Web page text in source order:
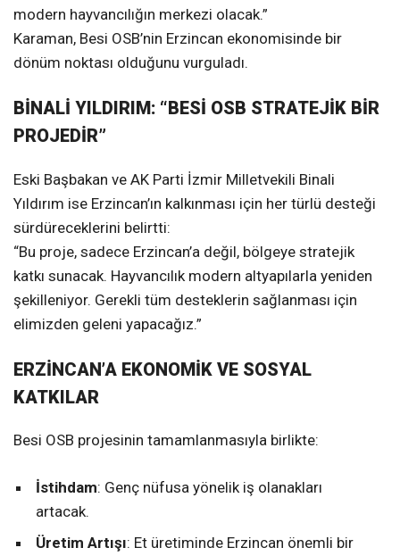
modern hayvancılığın merkezi olacak.”
Karaman, Besi OSB’nin Erzincan ekonomisinde bir
dönüm noktası olduğunu vurguladı.
BİNALİ YILDIRIM: “BESİ OSB STRATEJİK BİR
PROJEDİR”
Eski Başbakan ve AK Parti İzmir Milletvekili Binali
Yıldırım ise Erzincan’ın kalkınması için her türlü desteği
sürdüreceklerini belirtti:
“Bu proje, sadece Erzincan’a değil, bölgeye stratejik
katkı sunacak. Hayvancılık modern altyapılarla yeniden
şekilleniyor. Gerekli tüm desteklerin sağlanması için
elimizden geleni yapacağız.”
ERZİNCAN’A EKONOMİK VE SOSYAL
KATKILAR
Besi OSB projesinin tamamlanmasıyla birlikte:
İstihdam: Genç nüfusa yönelik iş olanakları
artacak.
Üretim Artışı: Et üretiminde Erzincan önemli bir